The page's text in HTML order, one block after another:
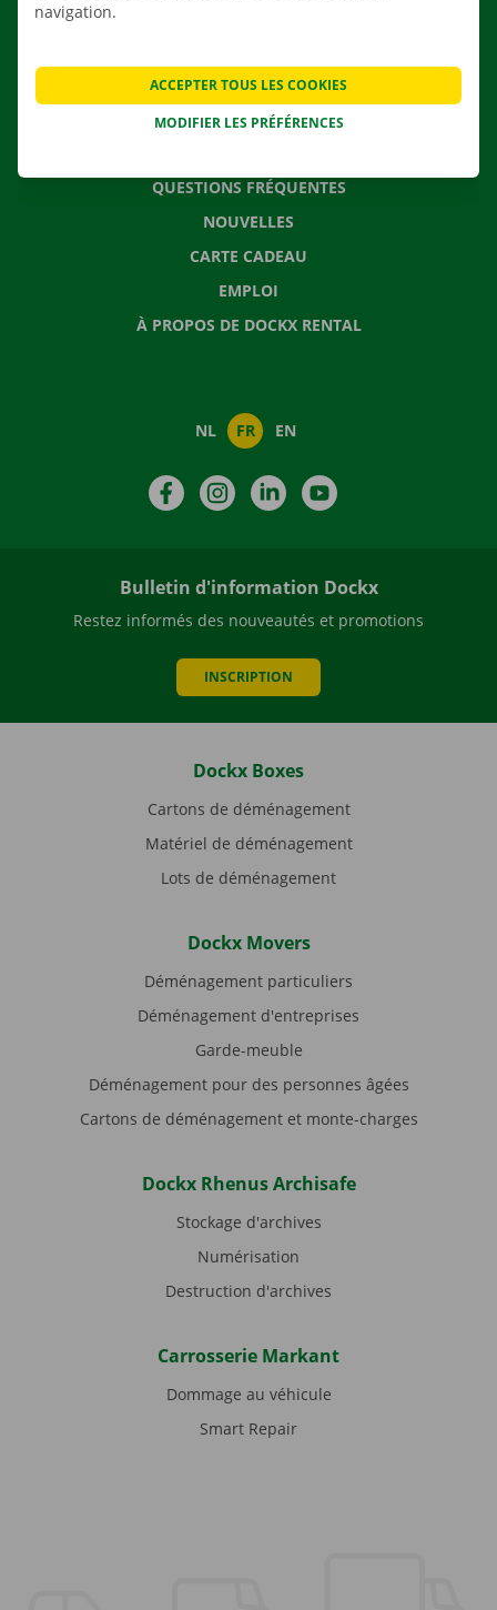
QUESTIONS FRÉQUENTES
NOUVELLES
CARTE CADEAU
EMPLOI
À PROPOS DE DOCKX RENTAL
NL FR EN
FacebookInstagramLinkedIn
Bulletin d'information Dockx
Restez informés des nouveautés et promotions
INSCRIPTION
Dockx Boxes
Cartons de déménagement
Matériel de déménagement
Lots de déménagement
Dockx Movers
Déménagement particuliers
Déménagement d'entreprises
Garde-meuble
Déménagement pour des personnes âgées
Cartons de déménagement et monte-charges
Dockx Rhenus Archisafe
Stockage d'archives
Numérisation
Destruction d'archives
Carrosserie Markant
Dommage au véhicule
Smart Repair
navigation.
MODIFIER LES PRÉFÉRENCES
ACCEPTER TOUS LES COOKIES